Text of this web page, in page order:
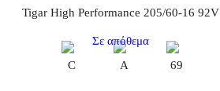
Tigar High Performance 205/60-16 92V
Σε απόθεμα
C
A 69